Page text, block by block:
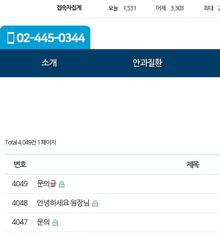
접속자집계 오늘 1,531 어제 3,303 최대
소개 안과질환
Total 4,049건 1 페이지
번호 제목
4049 문의글
4048 안녕하세요 원장님
4047 문의